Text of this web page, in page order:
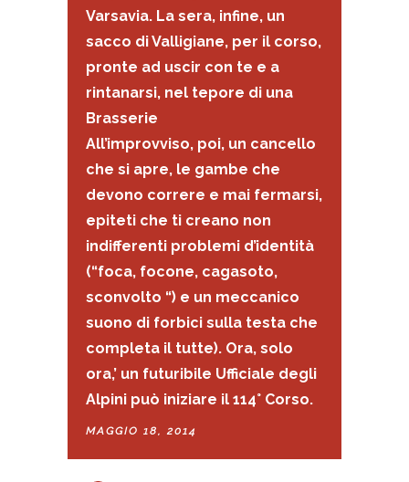
Varsavia. La sera, infine, un
sacco di Valligiane, per il corso,
pronte ad uscir con te e a
rintanarsi, nel tepore di una
Brasserie
All’improvviso, poi, un cancello
che si apre, le gambe che
devono correre e mai fermarsi,
epiteti che ti creano non
indifferenti problemi d’identità
(“foca, focone, cagasoto,
sconvolto “) e un meccanico
suono di forbici sulla testa che
completa il tutte). Ora, solo
ora,’ un futuribile Ufficiale degli
Alpini può iniziare il 114° Corso.
MAGGIO 18, 2014